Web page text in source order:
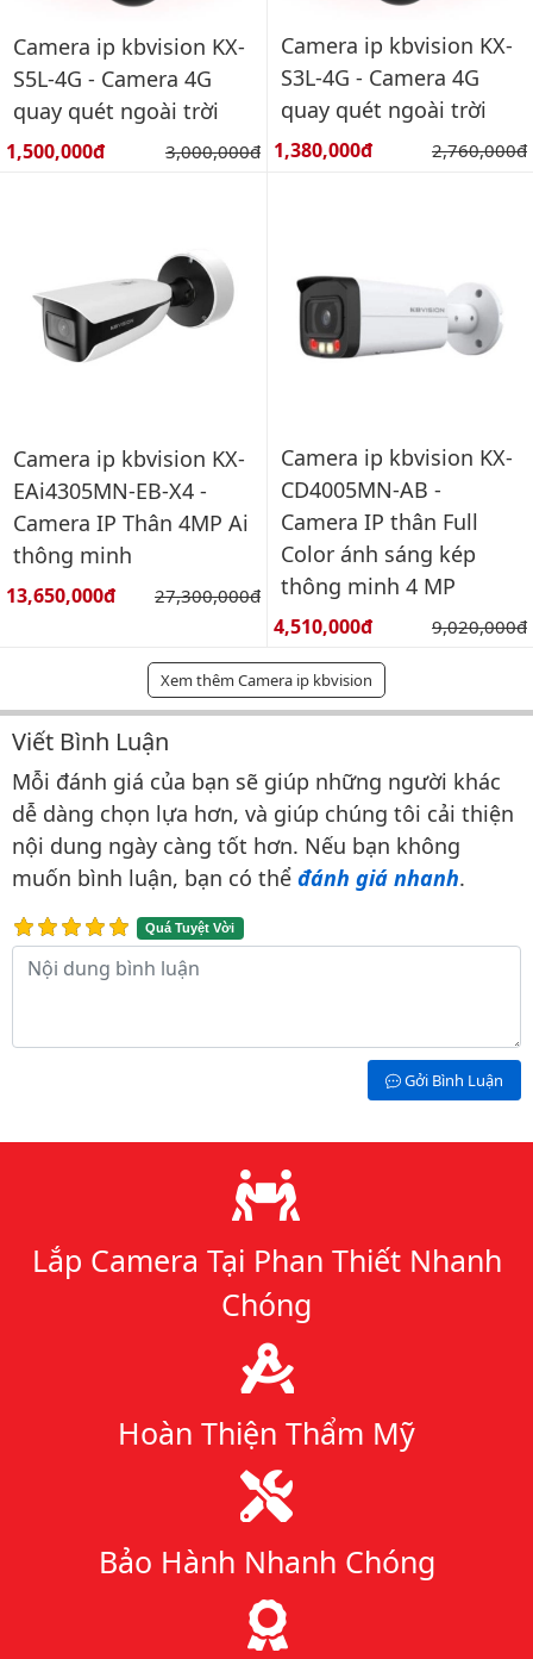
Camera ip kbvision KX-
S5L-4G - Camera 4G
quay quét ngoài trời
Giá bán:
1,500,000đ Giá gốc:
3,000,000đ
Camera ip kbvision KX-
S3L-4G - Camera 4G
quay quét ngoài trời
Giá bán:
1,380,000đ Giá gốc:
2,760,000đ
Camera ip kbvision KX-
EAi4305MN-EB-X4 -
Camera IP Thân 4MP Ai
thông minh
Giá bán:
13,650,000đ Giá gốc:
27,300,000đ
Camera ip kbvision KX-
CD4005MN-AB -
Camera IP thân Full
Color ánh sáng kép
thông minh 4 MP
Giá bán:
4,510,000đ Giá gốc:
9,020,000đ
Xem thêm Camera ip kbvision
Bình luận & Đánh giá
Viết Bình Luận
Mỗi đánh giá của bạn sẽ giúp những người khác
dễ dàng chọn lựa hơn, và giúp chúng tôi cải thiện
nội dung ngày càng tốt hơn. Nếu bạn không
muốn bình luận, bạn có thể đánh giá nhanh.
Quá Tuyệt Vời
Nội dung bình luận
Gởi Bình Luận
Lý do chọn chúng tôi
Lắp Camera Tại Phan Thiết Nhanh
Chóng
Hoàn Thiện Thẩm Mỹ
Bảo Hành Nhanh Chóng